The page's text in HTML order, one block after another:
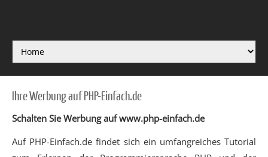
Ihre Werbung auf PHP-Einfach.de
Schalten Sie Werbung auf www.php-einfach.de
Auf PHP-Einfach.de findet sich ein umfangreiches Tutorial